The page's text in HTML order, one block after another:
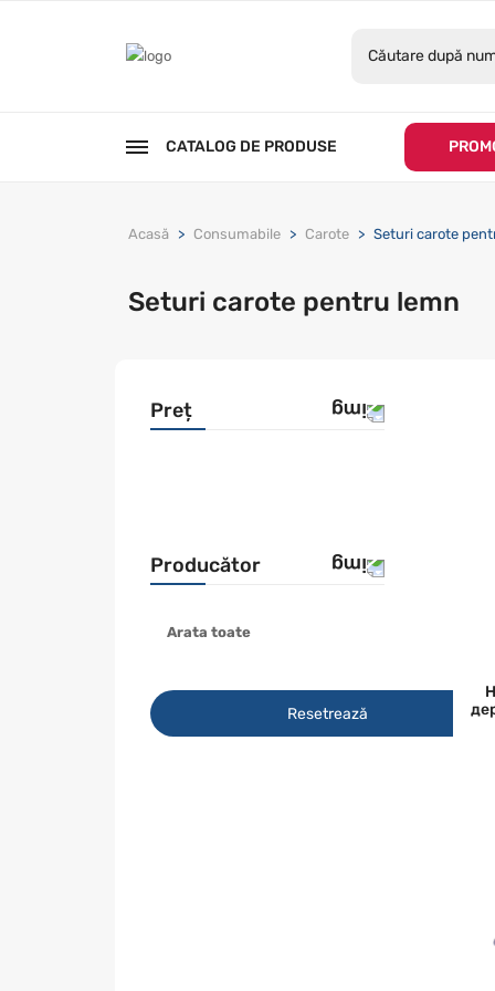
CATALOG DE PRODUSE
Acasă Consumabile Carote Seturi carote
Seturi carote pentru lemn
Preț
Producător
BOSCH
TRUPER
Arata toate
Resetrează